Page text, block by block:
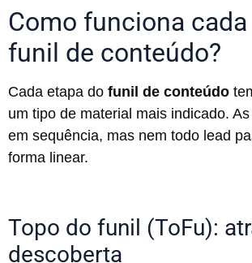
Como funciona
funil de conteúdo?
Cada etapa do funil de conteúdo
um tipo de material mais indicado.
em sequência, mas nem todo lead
forma linear.
Topo do funil (ToFu):
descoberta